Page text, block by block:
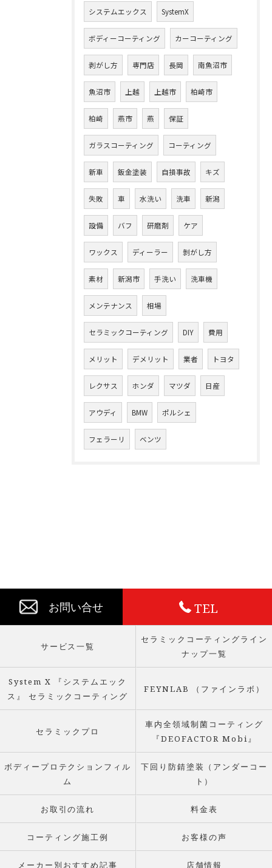
システムエックス SystemX
ボディーコーティング カーコーティング
剥がし方 専門店 長岡 南魚沼市
魚沼市 上越 上越市 柏崎市
柏崎 燕市 燕 保証
ガラスコーティング コーティング
新車 鈑金塗装 自損事故 キズ
失敗 車 水洗い 洗車 新潟
設備 バフ 研磨剤 ケア
ワックス ディーラー 剝がし方
素材 新潟市 手洗い 洗車機
メンテナンス 相場
セラミックコーティング DIY 費用
メリット デメリット 業者 トヨタ
レクサス ホンダ マツダ 日産
アウディ BMW ポルシェ
フェラーリ ベンツ
TEL
お問い合せ
サービス一覧
セラミックコーティングライン
ナップ一覧
System X 『システムエック
ス』 セラミックコーティング
FEYNLAB （ファインラボ）
セラミックプロ
車内全領域制菌コーティング
『DEOFACTOR Mobi』
ボディープロテクションフィル
ム
下回り防錆塗装（アンダーコー
ト）
お取引の流れ 料金表
コーティング施工例 お客様の声
メーカー別おすすめ記事 店舗情報